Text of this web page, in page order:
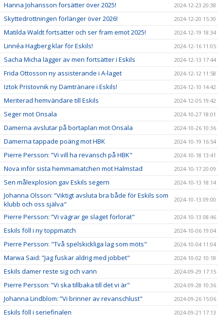
Hanna Johansson forsätter över 2025! 2024-12-23 20:38
Skyttedrottningen förlänger över 2026! 2024-12-20 15:30
Matilda Waldt fortsätter och ser fram emot 2025! 2024-12-19 18:34
Linnéa Hagberg klar för Eskils! 2024-12-16 11:05
Sacha Micha lägger av men fortsätter i Eskils 2024-12-13 17:44
Frida Ottosson ny assisterande i A-laget 2024-12-12 11:58
Iztok Pristovnik ny Damtränare i Eskils! 2024-12-10 14:42
Meriterad hemvändare till Eskils 2024-12-05 19:42
Seger mot Onsala 2024-10-27 18:01
Damerna avslutar på bortaplan mot Onsala 2024-10-26 10:36
Damerna tappade poäng mot HBK 2024-10-19 16:54
Pierre Persson: ”Vi vill ha revansch på HBK" 2024-10-18 13:41
Nova inför sista hemmamatchen mot Halmstad 2024-10-17 20:09
Sen målexplosion gav Eskils segern 2024-10-13 18:14
Johanna Olsson: ”Viktigt avsluta bra både för Eskils som
klubb och oss själva"
2024-10-13 09:00
Pierre Persson: ”Vi vägrar ge slaget förlorat" 2024-10-13 08:46
Eskils föll i ny toppmatch 2024-10-06 19:04
Pierre Persson: "Två spelskickliga lag som möts" 2024-10-04 11:04
Marwa Said: ”Jag fuskar aldrig med jobbet" 2024-10-02 10:18
Eskils damer reste sig och vann 2024-09-29 17:15
Pierre Persson: ”Vi ska tillbaka till det vi är" 2024-09-28 10:36
Johanna Lindblom: ”Vi brinner av revanschlust" 2024-09-26 15:06
Eskils föll i seriefinalen 2024-09-21 17:13